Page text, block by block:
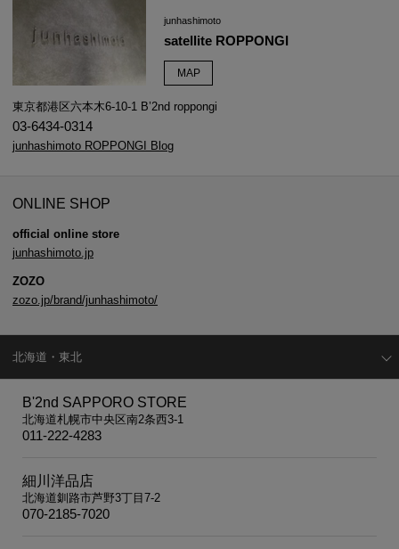
junhashimoto
satellite ROPPONGI
MAP
東京都港区六本木6-10-1 B’2nd roppongi
03-6434-0314
junhashimoto ROPPONGI Blog
ONLINE SHOP
official online store
junhashimoto.jp
ZOZO
zozo.jp/brand/junhashimoto/
北海道・東北
B'2nd SAPPORO STORE
北海道札幌市中央区南2条西3-1
011-222-4283
細川洋品店
北海道釧路市芦野3丁目7-2
070-2185-7020